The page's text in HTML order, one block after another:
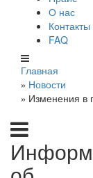
О нас
Контакты
FAQ
Главная
» Новости
» Изменения в